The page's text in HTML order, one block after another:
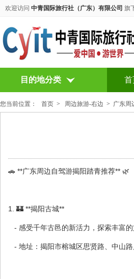
欢迎访问 中青国际旅行社（广东）有限公司 旗
目的地分类 首
您当前位置： 首页 > 周边旅游-右边 > 广东周
🚗 **广东周边自驾游揭阳踏青推荐** 🌿
1. 🏰 **揭阳古城**
- 感受千年古邑的新活力，探索丰富的
- 地址：揭阳市榕城区思贤路、中山路